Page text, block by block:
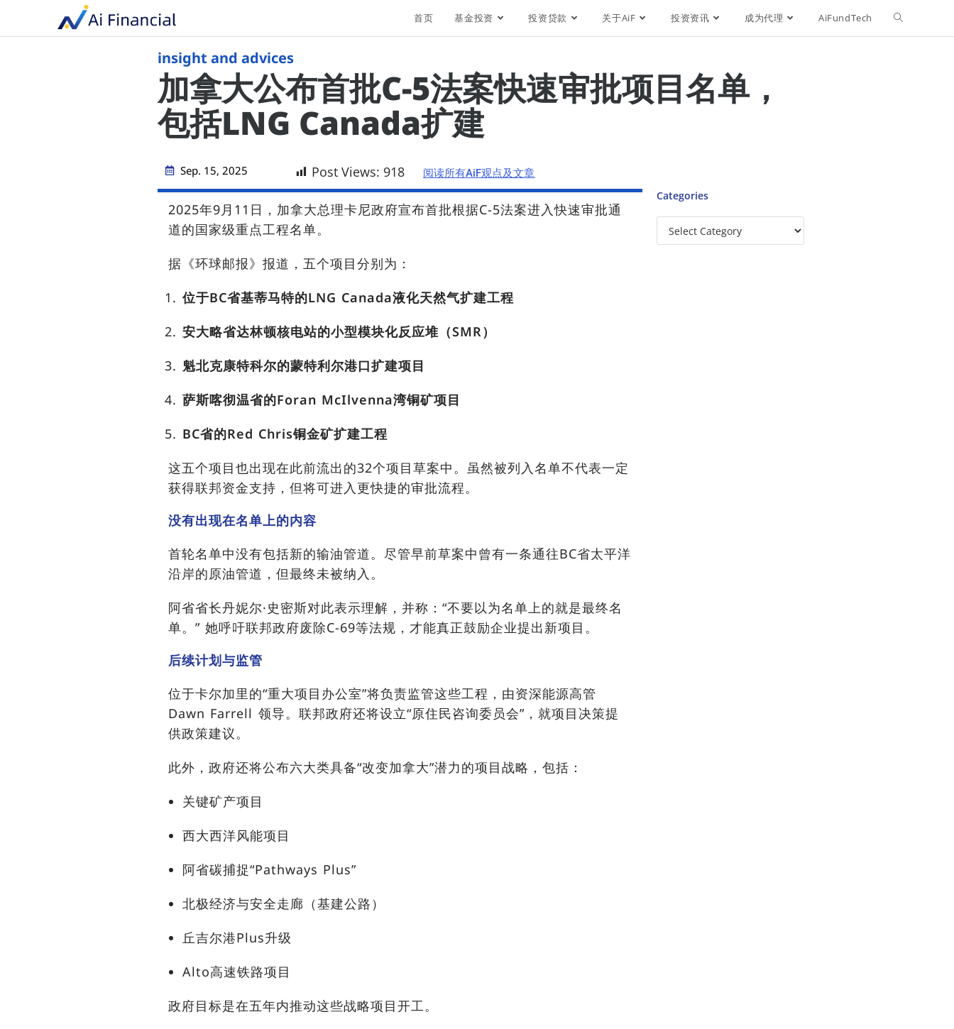
首页 基金投资 投资贷款 关于AiF 投资资讯 成为代理 AiFundTech
insight and advices
加拿大公布首批C-5法案快速审批项目名单，
包括LNG Canada扩建
Sep. 15, 2025 Post Views: 918 阅读所有AiF观点及文章
2025年9月11日，加拿大总理卡尼政府宣布首批根据C-5法案进入快速审批通
道的国家级重点工程名单。
据《环球邮报》报道，五个项目分别为：
位于BC省基蒂马特的LNG Canada液化天然气扩建工程
安大略省达林顿核电站的小型模块化反应堆（SMR）
魁北克康特科尔的蒙特利尔港口扩建项目
萨斯喀彻温省的Foran McIlvenna湾铜矿项目
BC省的Red Chris铜金矿扩建工程
这五个项目也出现在此前流出的32个项目草案中。虽然被列入名单不代表一定
获得联邦资金支持，但将可进入更快捷的审批流程。
没有出现在名单上的内容
首轮名单中没有包括新的输油管道。尽管早前草案中曾有一条通往BC省太平洋
沿岸的原油管道，但最终未被纳入。
阿省省长丹妮尔·史密斯对此表示理解，并称：“不要以为名单上的就是最终名
单。” 她呼吁联邦政府废除C-69等法规，才能真正鼓励企业提出新项目。
后续计划与监管
位于卡尔加里的“重大项目办公室”将负责监管这些工程，由资深能源高管
Dawn Farrell 领导。联邦政府还将设立“原住民咨询委员会”，就项目决策提
供政策建议。
此外，政府还将公布六大类具备“改变加拿大”潜力的项目战略，包括：
关键矿产项目
西大西洋风能项目
阿省碳捕捉“Pathways Plus”
北极经济与安全走廊（基建公路）
丘吉尔港Plus升级
Alto高速铁路项目
政府目标是在五年内推动这些战略项目开工。
Categories